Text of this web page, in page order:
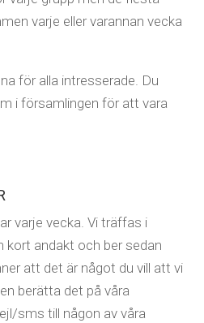
varje eller varannan vecka
för alla intresserade. Du
i församlingen för att vara
varje vecka. Vi träffas i
kort andakt och ber sedan
att det är något du vill att vi
berätta det på våra
sms till någon av våra